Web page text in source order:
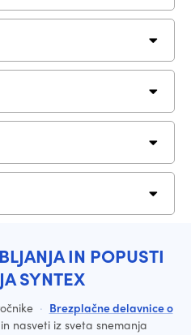
IN POPUSTI
SYNTEX
· Brezplačne delavnice o
nasveti iz sveta snemanja